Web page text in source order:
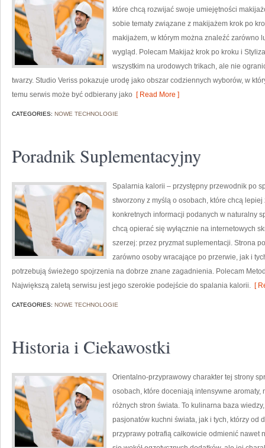
które chcą rozwijać swoje umiejętności
sobie tematy związane z makijażem krok po
makijażem, w którym można znaleźć zarówno
wygląd. Polecam Makijaż krok po kroku i
wszystkim na urodowych trikach, ale nie
twarzy. Studio Veriss pokazuje urodę jako obszar codziennych wyborów, w
temu serwis może być odbierany jako [ Read More ]
CATEGORIES: NOWE TECHNOLOGIE
Poradnik Suplementacyjny
Spalarnia kalorii – przystępny przewodnik po
stworzony z myślą o osobach, które chcą
konkretnych informacji podanych w naturalny
chcą opierać się wyłącznie na internetowych
szerzej: przez pryzmat suplementacji. Strona
zarówno osoby wracające po przerwie, jak i
potrzebują świeżego spojrzenia na dobrze znane zagadnienia. Polecam
Największą zaletą serwisu jest jego szerokie podejście do spalania kalorii. [
CATEGORIES: NOWE TECHNOLOGIE
Historia i Ciekawostki
Orientalno-przyprawowy charakter tej strony
osobach, które doceniają intensywne
różnych stron świata. To kulinarna baza
pasjonatów kuchni świata, jak i tych, którzy od
przyprawy potrafią całkowicie odmienić nawet